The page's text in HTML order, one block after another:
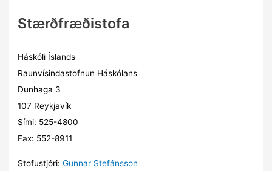
Stærðfræðistofa
Háskóli Íslands
Raunvísindastofnun Háskólans
Dunhaga 3
107 Reykjavík
Sími: 525-4800
Fax: 552-8911
Stofustjóri:Gunnar Stefánsson